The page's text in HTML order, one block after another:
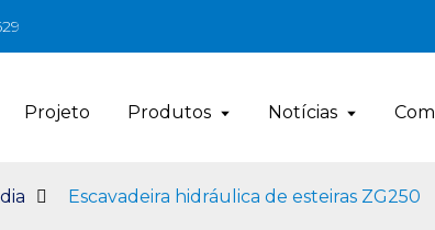
Projeto Produtos Notícias Com
Escavadeira hidráulica de esteiras ZG250